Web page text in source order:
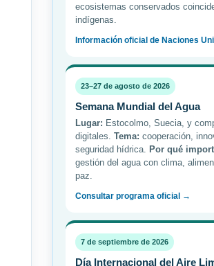
ecosistemas conservados
indígenas.
Información oficial de Naciones
23–27 de agosto de 2026
Semana Mundial del Agua
Lugar: Estocolmo, Suecia, y
digitales. Tema: cooperación,
seguridad hídrica. Por qué
gestión del agua con clima,
paz.
Consultar programa oficial →
7 de septiembre de 2026
Día Internacional del Aire